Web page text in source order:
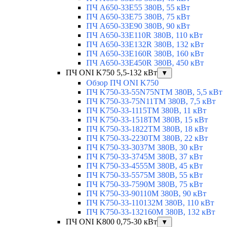
ПЧ A650-33E55 380В, 55 кВт
ПЧ A650-33E75 380В, 75 кВт
ПЧ A650-33E90 380В, 90 кВт
ПЧ A650-33E110R 380В, 110 кВт
ПЧ A650-33E132R 380В, 132 кВт
ПЧ A650-33E160R 380В, 160 кВт
ПЧ A650-33E450R 380В, 450 кВт
ПЧ ONI K750 5,5-132 кВт
▼
Обзор ПЧ ONI K750
ПЧ K750-33-55N75NTM 380В, 5,5 кВт
ПЧ K750-33-75N11TM 380В, 7,5 кВт
ПЧ K750-33-1115TM 380В, 11 кВт
ПЧ K750-33-1518TM 380В, 15 кВт
ПЧ K750-33-1822TM 380В, 18 кВт
ПЧ K750-33-2230TM 380В, 22 кВт
ПЧ K750-33-3037M 380В, 30 кВт
ПЧ K750-33-3745M 380В, 37 кВт
ПЧ K750-33-4555M 380В, 45 кВт
ПЧ K750-33-5575M 380В, 55 кВт
ПЧ K750-33-7590M 380В, 75 кВт
ПЧ K750-33-90110M 380В, 90 кВт
ПЧ K750-33-110132M 380В, 110 кВт
ПЧ K750-33-132160M 380В, 132 кВт
ПЧ ONI K800 0,75-30 кВт
▼